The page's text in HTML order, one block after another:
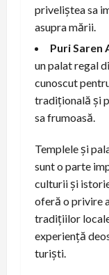
priveliștea sa
asupra mării.
Puri Saren
un palat regal
cunoscut
tradițională și
sa frumoasă.
Templele și
sunt o parte
culturii și
oferă o privire
tradițiilor
experiență
turiști.